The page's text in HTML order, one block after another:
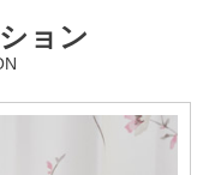
ョン